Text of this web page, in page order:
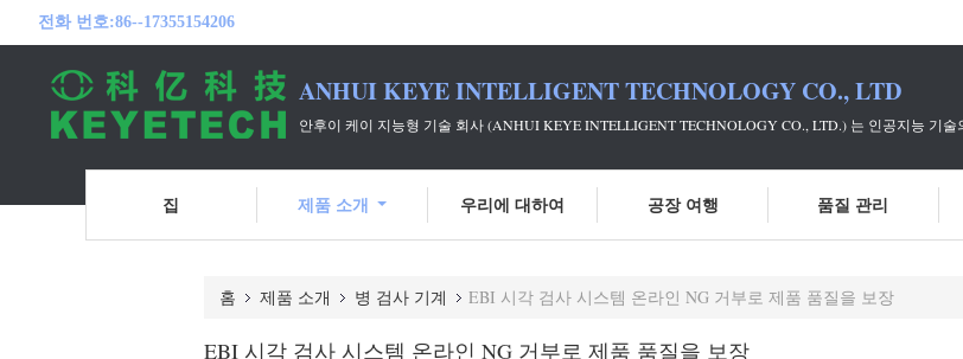
전화 번호:86--17355154206
ANHUI KEYE INTELLIGENT TECHNOLOGY CO., LTD
안후이 케이 지능형 기술 회사 (ANHUI KEYE INTELLIGENT TECHNOLOGY CO., LTD.) 는 인공지능 기
집 제품 소개 우리에 대하여 공장 여행 품질 관리
홈 제품 소개 병 검사 기계 EBI 시각 검사 시스템 온라인 NG 거부로 제품 품질을 보장
EBI 시각 검사 시스템 온라인 NG 거부로 제품 품질을 보장